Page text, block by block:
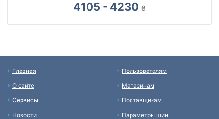
4105 - 4230 ₴
Главная
О сайте
Сервисы
Новости
Пользователям
Магазинам
Поставщикам
Параметры шин